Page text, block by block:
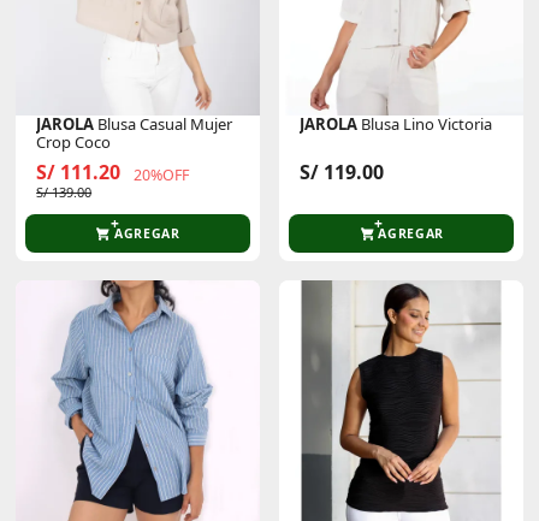
JAROLA Blusa Casual Mujer
Crop Coco
S/ 111.20 20%OFF
S/ 139.00
AGREGAR
JAROLA Blusa Lino Victoria
S/ 119.00
AGREGAR